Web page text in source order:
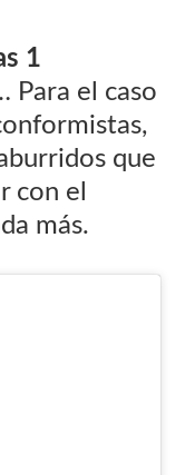
1
Para el caso
que
con el
más.